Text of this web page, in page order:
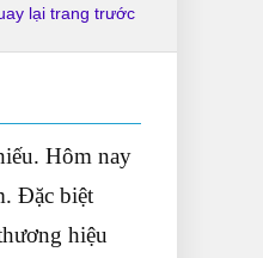
lại trang trước
Hôm nay
Đặc biệt
hiệu